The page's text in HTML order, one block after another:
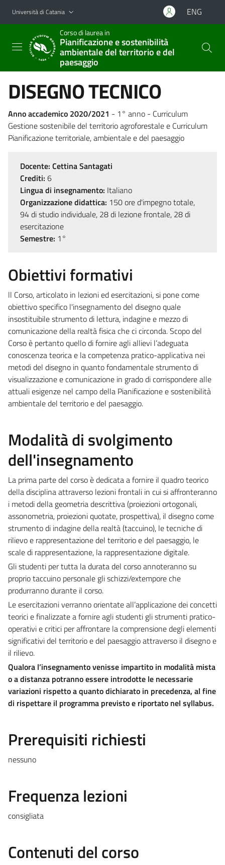
Vai al contenuto principale
Vai al menu di navigazione
Università di Catania ENG
Corso di laurea in
Pianificazione e sostenibilità
ambientale del territorio e del
paesaggio
DISEGNO TECNICO
Anno accademico 2020/2021 - 1° anno - Curriculum
Gestione sostenibile del territorio agroforestale e Curriculum
Pianificazione territoriale, ambientale e del paesaggio
Docente: Cettina Santagati
Crediti: 6
Lingua di insegnamento: Italiano
Organizzazione didattica: 150 ore d'impegno totale,
94 di studio individuale, 28 di lezione frontale, 28 di
esercitazione
Semestre: 1°
Obiettivi formativi
ll Corso, articolato in lezioni ed esercitazioni, si pone come
obiettivo specifico l'insegnamento del disegno quale
insostituibile strumento di lettura, indagine e mezzo di
comunicazione della realtà fisica che ci circonda. Scopo del
Corso è pertanto quello di fornire agli allievi l’adeguata
conoscenza teorica e la competenza pratico-applicativa nei
metodi del disegno in quanto fondamentale strumento di
visualizzazione e comunicazione in grado di corrispondere alle
attuali esigenze nel campo della Pianificazione e sostenibilità
ambientale del territorio e del paesaggio.
Modalità di svolgimento
dell'insegnamento
La prima parte del corso è dedicata a fornire il quadro teorico
della disciplina attraverso lezioni frontali in cui si affronteranno
i metodi della geometria descrittiva (proiezioni ortogonali,
assonometria, proiezioni quotate, prospettiva), il disegno come
strumento di indagine della realtà (taccuino), le tecniche di
rilievo e rappresentazione del territorio e del paesaggio, le
scale di rappresentazione, la rappresentazione digitale.
Gli studenti per tutta la durata del corso annoteranno su
proprio taccuino personale gli schizzi/extempore che
produrranno durante il corso.
Le esercitazioni verranno orientate all’applicazione dei concetti
teorici e finalizzate a fornire agli studenti gli strumenti pratico-
operativi e critici per affrontare la comprensione degli elementi
significativi del territorio e del paesaggio attraverso il disegno e
il rilievo.
Qualora l’insegnamento venisse impartito in modalità mista
o a distanza potranno essere introdotte le necessarie
variazioni rispetto a quanto dichiarato in precedenza, al fine
di rispettare il programma previsto e riportato nel syllabus.
Prerequisiti richiesti
nessuno
Frequenza lezioni
consigliata
Contenuti del corso